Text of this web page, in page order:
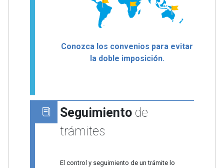
Conozca los convenios para evitar
la doble imposición.
Seguimientode
trámites
El control y seguimiento de un trámite lo